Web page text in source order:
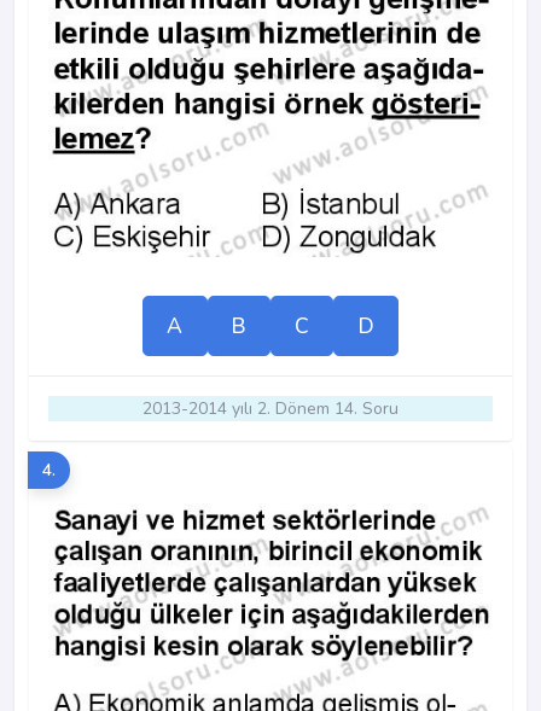
A B C D
2013-2014 yılı 2. Dönem 14. Soru
4.